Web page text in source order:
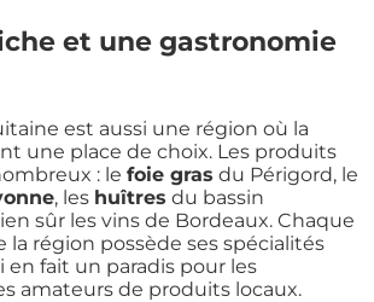
et une gastronomie
est aussi une région où la
une place de choix. Les produits
: le foie gras du Périgord, le
, les huîtres du bassin
sûr les vins de Bordeaux. Chaque
région possède ses spécialités
en fait un paradis pour les
amateurs de produits locaux.